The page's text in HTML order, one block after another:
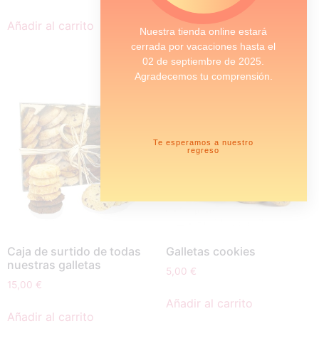
Añadir al carrito
8,00
Leer más
Caja de surtido de todas
nuestras galletas
15,00 €
Añadir al carrito
Galletas cookies
5,00 €
Añadir al carrito
Nuestra tienda online estará
cerrada por vacaciones hasta el
02 de septiembre de 2025.
Agradecemos tu comprensión.
Te esperamos a nuestro
regreso